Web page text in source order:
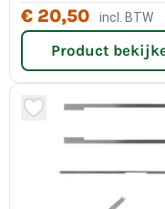
€ 20,50 incl. BTW
Product